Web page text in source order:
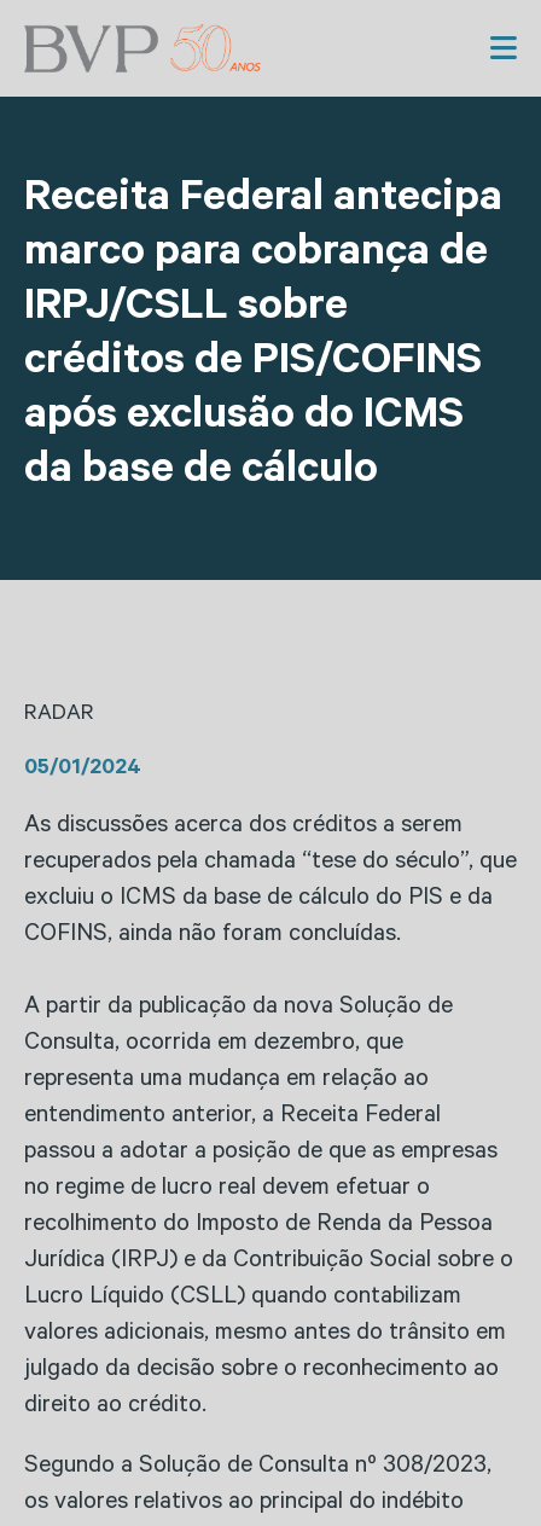
Receita Federal antecipa
marco para cobrança de
IRPJ/CSLL sobre
créditos de PIS/COFINS
após exclusão do ICMS
da base de cálculo
RADAR
05/01/2024
As discussões acerca dos créditos a serem
recuperados pela chamada “tese do século”, que
excluiu o ICMS da base de cálculo do PIS e da
COFINS, ainda não foram concluídas.
A partir da publicação da nova Solução de
Consulta, ocorrida em dezembro, que
representa uma mudança em relação ao
entendimento anterior, a Receita Federal
passou a adotar a posição de que as empresas
no regime de lucro real devem efetuar o
recolhimento do Imposto de Renda da Pessoa
Jurídica (IRPJ) e da Contribuição Social sobre o
Lucro Líquido (CSLL) quando contabilizam
valores adicionais, mesmo antes do trânsito em
julgado da decisão sobre o reconhecimento ao
direito ao crédito.
Segundo a Solução de Consulta nº 308/2023,
os valores relativos ao principal do indébito